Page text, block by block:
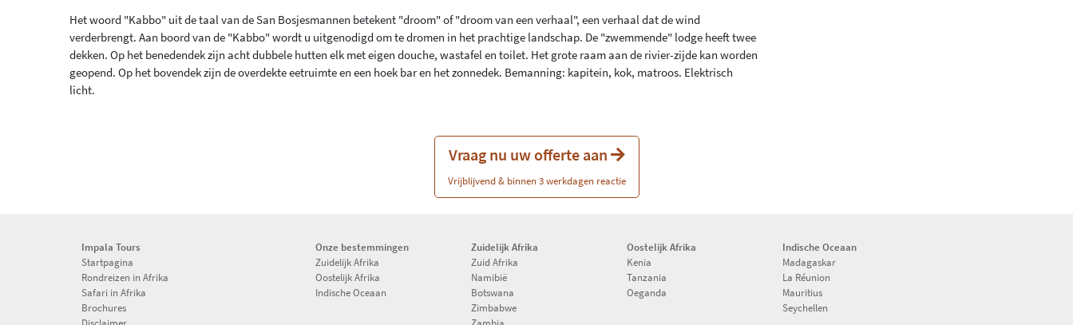
Het woord "Kabbo" uit de taal van de San Bosjesmannen betekent "droom" of "droom van een verhaal", een verhaal dat de wind
verderbrengt. Aan boord van de "Kabbo" wordt u uitgenodigd om te dromen in het prachtige landschap. De "zwemmende" lodge heeft twee
dekken. Op het benedendek zijn acht dubbele hutten elk met eigen douche, wastafel en toilet. Het grote raam aan de rivier-zijde kan worden
geopend. Op het bovendek zijn de overdekte eetruimte en een hoek bar en het zonnedek. Bemanning: kapitein, kok, matroos. Elektrisch
licht.
Vraag nu uw offerte aan
Vrijblijvend & binnen 3 werkdagen reactie
Impala Tours
Startpagina
Rondreizen in Afrika
Safari in Afrika
Brochures
Onze bestemmingen
Zuidelijk Afrika
Oostelijk Afrika
Indische Oceaan
Zuidelijk Afrika
Zuid Afrika
Namibië
Botswana
Zimbabwe
Oostelijk Afrika
Kenia
Tanzania
Oeganda
Indische Oceaan
Madagaskar
La Réunion
Mauritius
Seychellen